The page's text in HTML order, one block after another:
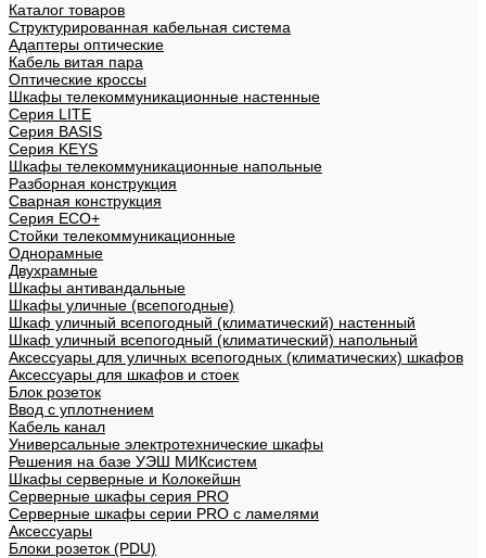
Каталог товаров
Структурированная кабельная система
Адаптеры оптические
Кабель витая пара
Оптические кроссы
Шкафы телекоммуникационные настенные
Cерия LITE
Cерия BASIS
Cерия KEYS
Шкафы телекоммуникационные напольные
Разборная конструкция
Сварная конструкция
Серия ECO+
Стойки телекоммуникационные
Однорамные
Двухрамные
Шкафы антивандальные
Шкафы уличные (всепогодные)
Шкаф уличный всепогодный (климатический) настенный
Шкаф уличный всепогодный (климатический) напольный
Аксессуары для уличных всепогодных (климатических) шкафов
Аксессуары для шкафов и стоек
Блок розеток
Ввод с уплотнением
Кабель канал
Универсальные электротехнические шкафы
Решения на базе УЭШ МИКсистем
Шкафы серверные и Колокейшн
Серверные шкафы серия PRO
Серверные шкафы серии PRO с ламелями
Аксессуары
Блоки розеток (PDU)